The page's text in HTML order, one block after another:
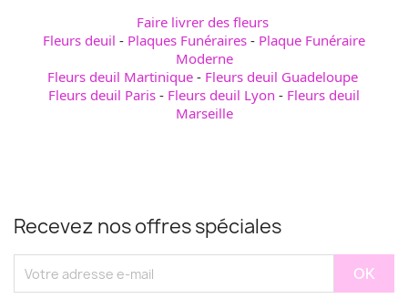
Faire livrer des fleurs
Fleurs deuil - Plaques Funéraires - Plaque Funéraire
Moderne
Fleurs deuil Martinique- Fleurs deuil Guadeloupe
Fleurs deuil Paris - Fleurs deuil Lyon - Fleurs deuil
Marseille
Recevez nos offres spéciales